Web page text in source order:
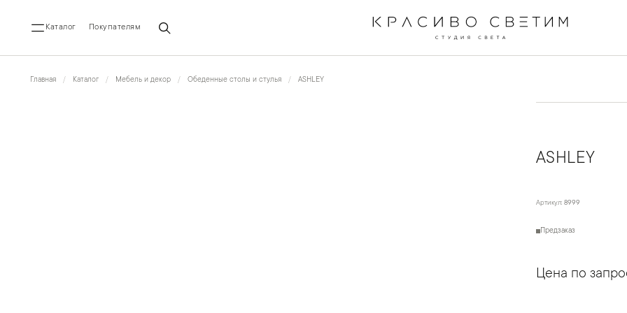
Каталог Покупателям
Главная Каталог Мебель и декор Обеденные столы и стулья ASHLEY
ASHLEY
Артикул: 8999
Предзаказ
Цена по